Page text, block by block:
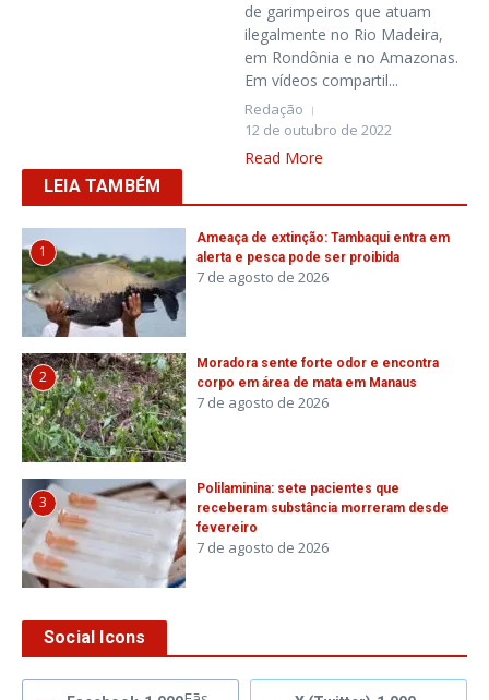
de garimpeiros que atuam
ilegalmente no Rio Madeira,
em Rondônia e no Amazonas.
Em vídeos compartil...
Redação
12 de outubro de 2022
Read More
LEIA TAMBÉM
1
Ameaça de extinção: Tambaqui entra em
alerta e pesca pode ser proibida
7 de agosto de 2026
2
Moradora sente forte odor e encontra
corpo em área de mata em Manaus
7 de agosto de 2026
3
Polilaminina: sete pacientes que
receberam substância morreram desde
fevereiro
7 de agosto de 2026
Social Icons